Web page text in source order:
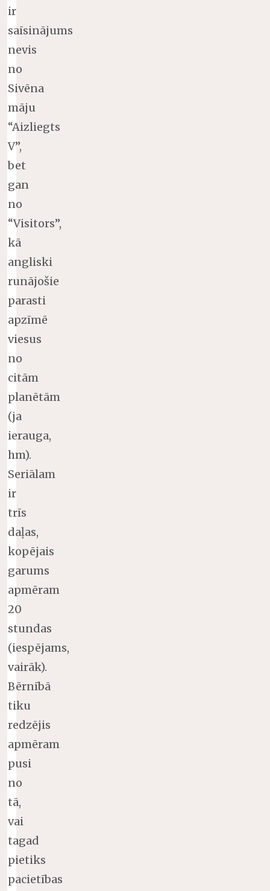
ir
saīsinājums
nevis
no
Sivēna
māju
“Aizliegts
V”,
bet
gan
no
“Visitors”,
kā
angliski
runājošie
parasti
apzīmē
viesus
no
citām
planētām
(ja
ierauga,
hm).
Seriālam
ir
trīs
daļas,
kopējais
garums
apmēram
20
stundas
(iespējams,
vairāk).
Bērnībā
tiku
redzējis
apmēram
pusi
no
tā,
vai
tagad
pietiks
pacietības